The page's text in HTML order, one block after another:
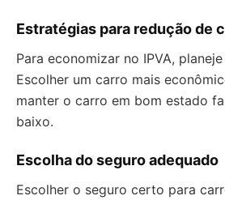
Estratégias para redução de
Para economizar no IPVA,
Escolher um carro mais
manter o carro em bom estado
baixo.
Escolha do seguro adequado
Escolher o seguro certo para